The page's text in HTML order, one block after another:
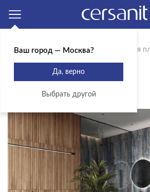
Главная Продукты Керамическая
КОЛЛЕКЦИЯ PULSE
ЭКСКЛЮЗИВ
Ваш город — Москва?
Да, верно
Выбрать другой